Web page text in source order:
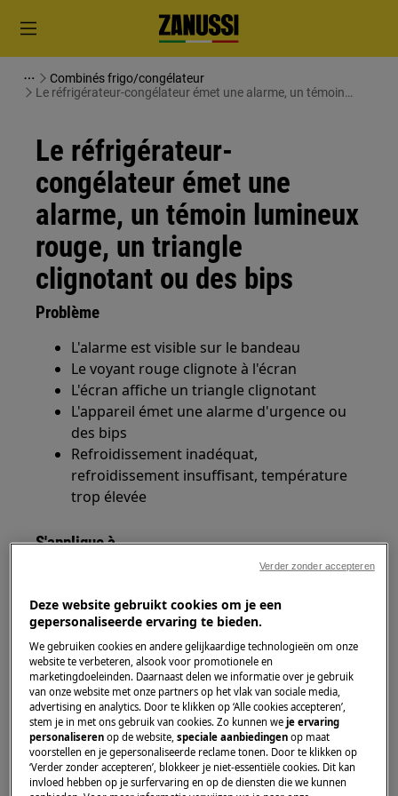
Combinés frigo/congélateur
Le réfrigérateur-congélateur émet une alarme, un témoin
Le réfrigérateur-
congélateur émet une
alarme, un témoin lumineux
rouge, un triangle
clignotant ou des bips
Problème
L'alarme est visible sur le bandeau
Le voyant rouge clignote à l'écran
L'écran affiche un triangle clignotant
L'appareil émet une alarme d'urgence ou
des bips
Refroidissement inadéquat,
refroidissement insuffisant, température
trop élevée
S'applique à
Réfrigérateur
Solution
1. Mettez à l'arrêt l'alarme en appuyant sur
n'importe quelle touche.
2. Attendez environ 12 heures que l'appareil
atteigne la température correcte si vous
venez de la régler
Deze website gebruikt cookies om je een
gepersonaliseerde ervaring te bieden.
We gebruiken cookies en andere gelijkaardige technologieën om onze
website te verbeteren, alsook voor promotionele en
marketingdoeleinden. Daarnaast delen we informatie over je gebruik
van onze website met onze partners op het vlak van sociale media,
advertising en analytics. Door te klikken op ‘Alle cookies accepteren’,
stem je in met ons gebruik van cookies. Zo kunnen weje ervaring
personaliseren op de website,speciale aanbiedingen op maat
voorstellen en je gepersonaliseerde reclame tonen. Door te klikken op
‘Verder zonder accepteren’, blokkeer je niet-essentiële cookies. Dit kan
invloed hebben op je surfervaring en op de diensten die we kunnen
Verder zonder accepteren